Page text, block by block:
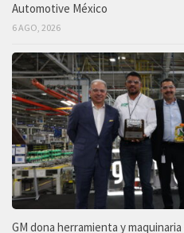
Automotive México
6 AGO, 2026
GM dona herramienta y